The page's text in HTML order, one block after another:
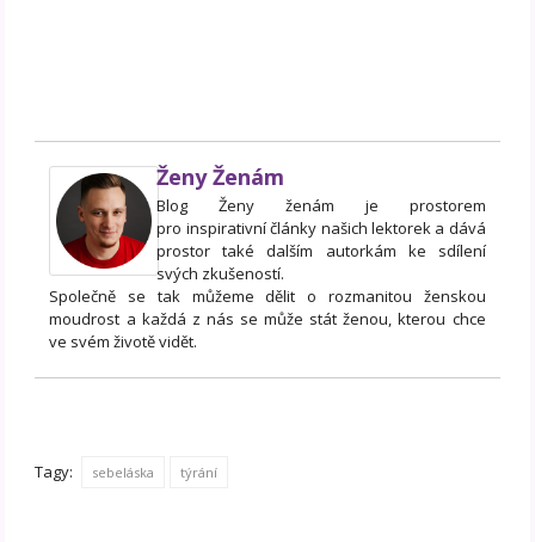
Ženy Ženám
Blog Ženy ženám je prostorem
pro inspirativní články našich lektorek a dává
prostor také dalším autorkám ke sdílení
svých zkušeností.
Společně se tak můžeme dělit o rozmanitou ženskou
moudrost a každá z nás se může stát ženou, kterou chce
ve svém životě vidět.
Tagy: sebeláska týrání